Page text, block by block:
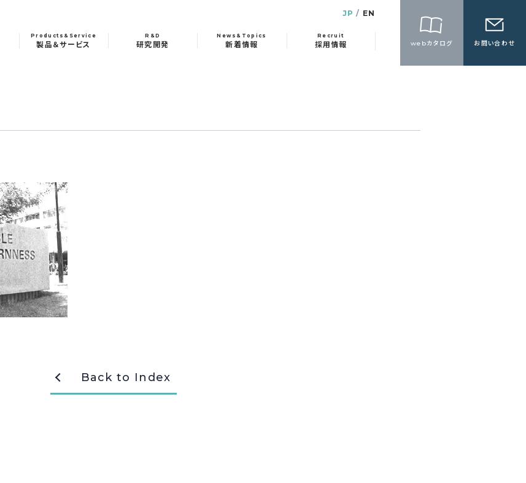
JP EN
Products&Service
製品＆サービス
R&D
研究開発
News&Topics
新着情報
Recruit
採用情報 webカタログ お問い合わせ
Back to Index